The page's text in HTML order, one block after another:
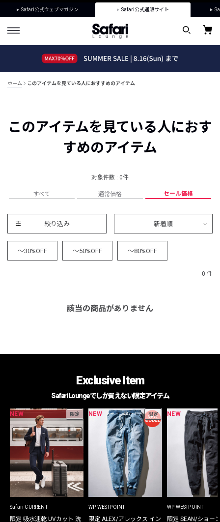
Safari公式ウェブマガジン Safari公式通販サイト
ホーム このアイテムを見ている人におすすめのアイテム
このアイテムを見ている人におす
すめのアイテム
対象件数 : 0件
すべて 通常価格 セール価格
絞り込み 新着順
～30%OFF ～50%OFF ～80%OFF
0 件
該当の商品がありません
Exclusive Item
Safari Loungeでしか買えない限定アイテム
NEW 限定
Safari CURRENT
限定 吸水速乾 UVカット 洗
NEW 限定
WP WESTPOINT
限定 ALEX/アレックス イン
NEW
WP WESTPOINT
限定 SEAN/ショー